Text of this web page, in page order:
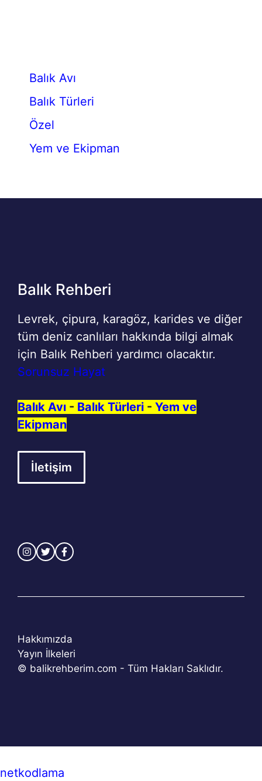
Balık Avı
Balık Türleri
Özel
Yem ve Ekipman
Balık Rehberi
Levrek, çipura, karagöz, karides ve diğer
tüm deniz canlıları hakkında bilgi almak
için Balık Rehberi yardımcı olacaktır.
Sorunsuz Hayat
Balık Avı - Balık Türleri - Yem ve
Ekipman
İletişim
© balikrehberim.com - Tüm Hakları Saklıdır.
Hakkımızda
Yayın İlkeleri
netkodlama